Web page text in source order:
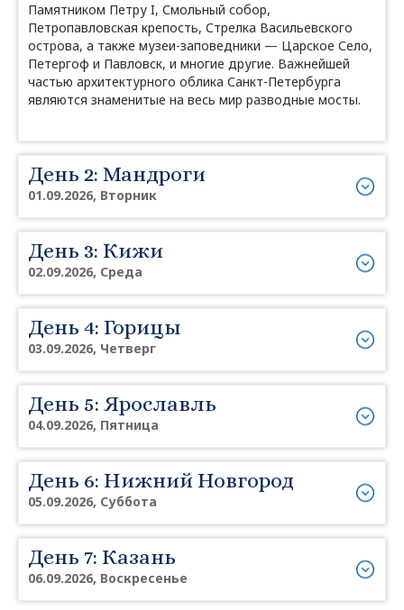
Памятником Петру I, Смольный собор,
Петропавловская крепость, Стрелка Васильевского
острова, а также музеи-заповедники — Царское Село,
Петергоф и Павловск, и многие другие. Важнейшей
частью архитектурного облика Санкт-Петербурга
являются знаменитые на весь мир разводные мосты.
День 2: Мандроги
01.09.2026, Вторник
День 3: Кижи
02.09.2026, Среда
День 4: Горицы
03.09.2026, Четверг
День 5: Ярославль
04.09.2026, Пятница
День 6: Нижний Новгород
05.09.2026, Суббота
День 7: Казань
06.09.2026, Воскресенье